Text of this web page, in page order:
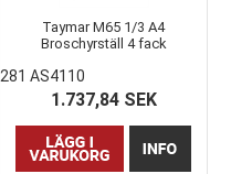
Taymar M65 1/3 A4
Broschyrställ 4 fack
281 AS4110
1.737,84 SEK